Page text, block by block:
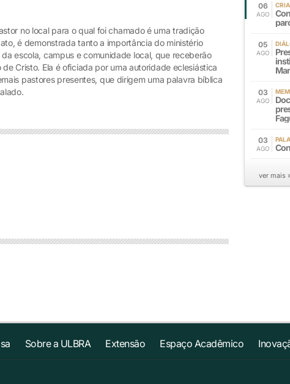
no local para o qual foi chamado é uma tradição
é demonstrada tanto a importância do ministério
escola, campus e comunidade local, que receberão
Cristo. Ela é oficiada por uma autoridade eclesiástica
pastores presentes, que dirigem uma palavra bíblica
06
AGO
05
AGO
03
AGO
03
AGO
ver mais
Sobre a ULBRA Extensão Espaço Acadêmico